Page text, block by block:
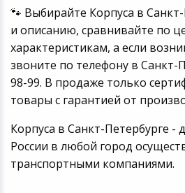
🐾 Выбирайте Корпуса в
и описанию, сравнивайте по
характеристикам, а если
звоните по телефону в Санкт-
98-99. В продаже только
товары с гарантией от
Корпуса в Санкт-Петербурге -
России в любой город
транспортными компаниями.